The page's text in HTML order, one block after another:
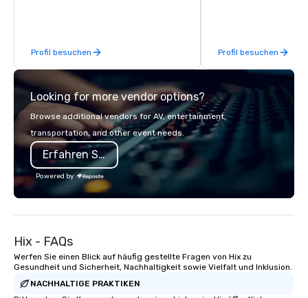
late model luxury vehicles to the
highly experienced and professional
team of chauffeurs and support staff;
you will know quality when you travel
with La Costa Limousine.
Profil besuchen Profil besuchen
Looking for more vendor options?
Browse additional vendors for AV, entertainment,
transportation, and other event needs.
Erfahren Sie mehr
Powered by
Hix - FAQs
Werfen Sie einen Blick auf häufig gestellte Fragen von Hix zu
Gesundheit und Sicherheit, Nachhaltigkeit sowie Vielfalt und Inklusion.
NACHHALTIGE PRAKTIKEN